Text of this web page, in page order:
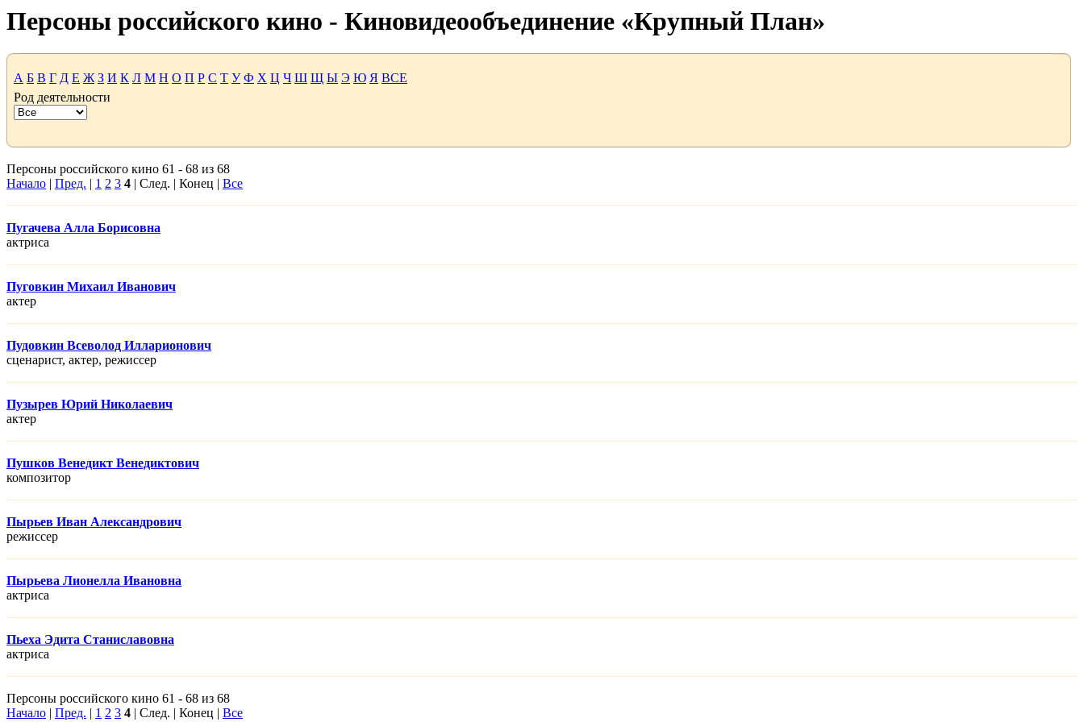
Персоны российского кино - Киновидеообъединение «Крупный План»
А Б В Г Д Е Ж З И К Л М Н О П Р С Т У Ф Х Ц Ч Ш Щ Ы Э Ю Я ВСЕ
Род деятельности
Персоны российского кино 61 - 68 из 68
Начало | Пред. | 1 2 3 4 | След. | Конец | Все
Пугачева Алла Борисовна
актриса
Пуговкин Михаил Иванович
актер
Пудовкин Всеволод Илларионович
сценарист, актер, режисcер
Пузырев Юрий Николаевич
актер
Пушков Венедикт Венедиктович
композитор
Пырьев Иван Александрович
режисcер
Пырьева Лионелла Ивановна
актриса
Пьеха Эдита Станиславовна
актриса
Персоны российского кино 61 - 68 из 68
Начало | Пред. | 1 2 3 4 | След. | Конец | Все